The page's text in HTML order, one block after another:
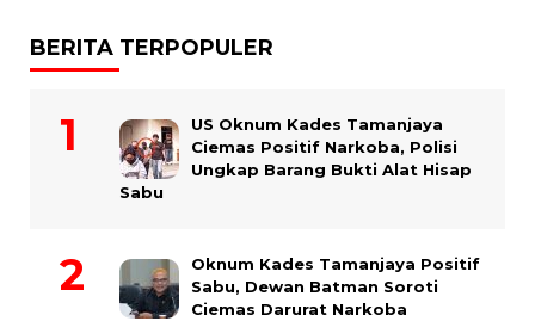
BERITA TERPOPULER
US Oknum Kades Tamanjaya
Ciemas Positif Narkoba, Polisi
Ungkap Barang Bukti Alat Hisap
Sabu
Oknum Kades Tamanjaya Positif
Sabu, Dewan Batman Soroti
Ciemas Darurat Narkoba